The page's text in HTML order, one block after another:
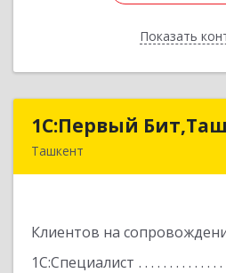
ПоказатьНазад
1C:Первый
Ташкент
Клиентов на
1С:Специалист